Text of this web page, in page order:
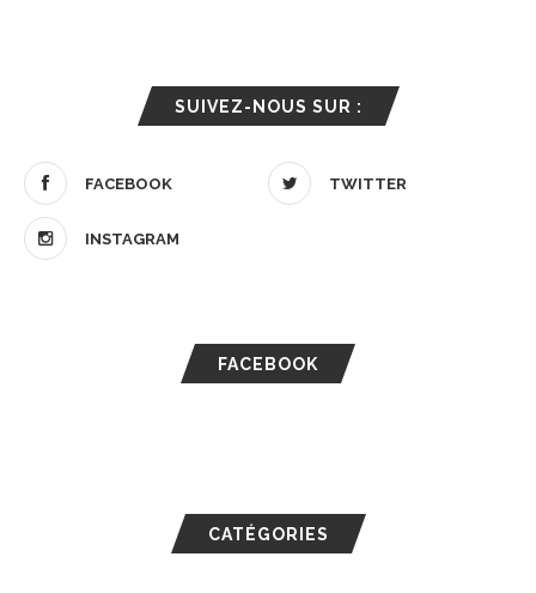
SUIVEZ-NOUS SUR :
FACEBOOK TWITTER
INSTAGRAM
FACEBOOK
CATÉGORIES